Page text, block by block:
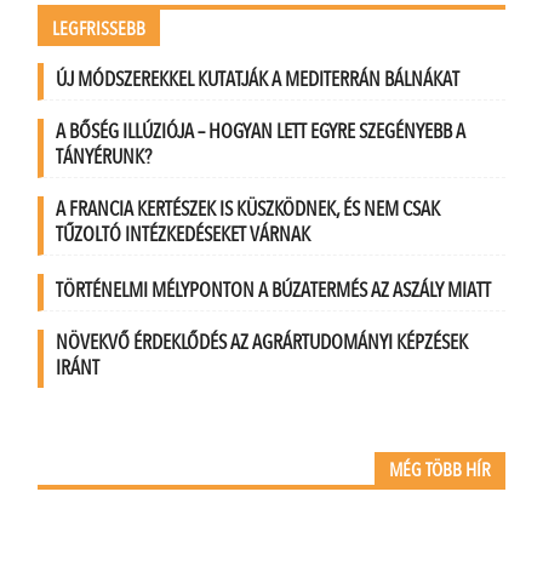
LEGFRISSEBB
ÚJ MÓDSZEREKKEL KUTATJÁK A MEDITERRÁN BÁLNÁKAT
A BŐSÉG ILLÚZIÓJA – HOGYAN LETT EGYRE SZEGÉNYEBB A
TÁNYÉRUNK?
A FRANCIA KERTÉSZEK IS KÜSZKÖDNEK, ÉS NEM CSAK
TŰZOLTÓ INTÉZKEDÉSEKET VÁRNAK
TÖRTÉNELMI MÉLYPONTON A BÚZATERMÉS AZ ASZÁLY MIATT
NÖVEKVŐ ÉRDEKLŐDÉS AZ AGRÁRTUDOMÁNYI KÉPZÉSEK
IRÁNT
MÉG TÖBB HÍR